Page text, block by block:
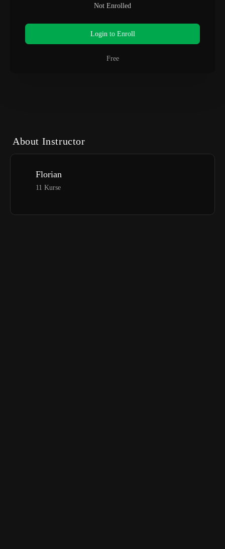
About Instructor
Florian
11 Kurse
Not Enrolled
Login to Enroll
Free